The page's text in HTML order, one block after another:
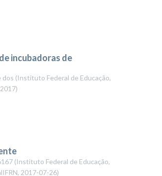
incubadoras de
dos (Instituto Federal de Educação,
2017)
(Instituto Federal de Educação,
, 2017-07-26)